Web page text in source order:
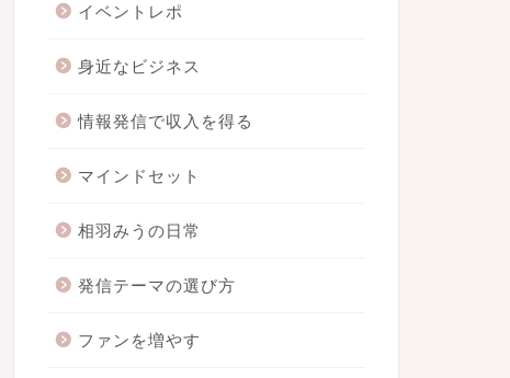
イベントレポ
身近なビジネス
情報発信で収入を得る
マインドセット
相羽みうの日常
発信テーマの選び方
ファンを増やす